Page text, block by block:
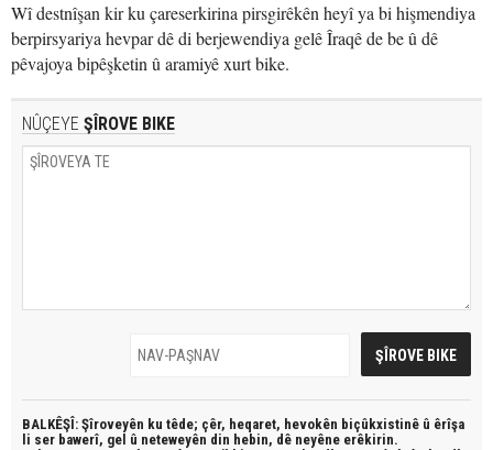
Wî destnîşan kir ku çareserkirina pirsgirêkên heyî ya bi hişmendiya
berpirsyariya hevpar dê di berjewendiya gelê Îraqê de be û dê
pêvajoya bipêşketin û aramiyê xurt bike.
NÛÇEYE ŞÎROVE BIKE
BALKÊŞÎ: Şîroveyên ku têde; çêr, heqaret, hevokên biçûkxistinê û êrîşa
li ser bawerî, gel û neteweyên din hebin, dê neyêne erêkirin.